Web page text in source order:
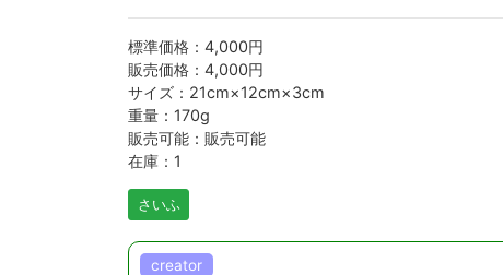
標準価格：4,000円
販売価格：4,000円
サイズ：21cm×12cm×3cm
重量：170g
販売可能：販売可能
在庫：1
さいふ
creator